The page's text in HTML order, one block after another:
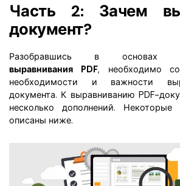
Часть 2: Зачем
документ?
Разобравшись в основах
выравнивания PDF, необходимо
необходимости и важности
документа. К выравниванию PDF-
несколько дополнений.
описаны ниже.